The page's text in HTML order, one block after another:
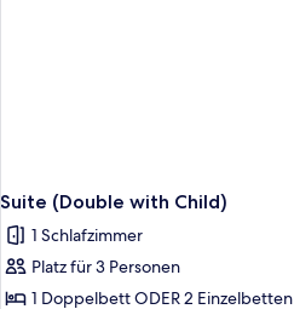
Suite (Double with Child)
1 Schlafzimmer
Platz für 3 Personen
1 Doppelbett ODER 2 Einzelbetten